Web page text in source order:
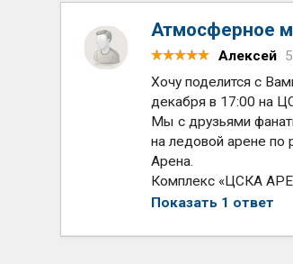
Атмосферное
Алексей
Хочу поделится с
декабря в 17:00 на
Мы с друзьями
на ледовой арене
Арена.
Комплекс «ЦСКА
Показать 1 ответ